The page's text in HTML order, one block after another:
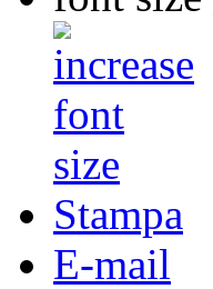
Stampa
E-mail